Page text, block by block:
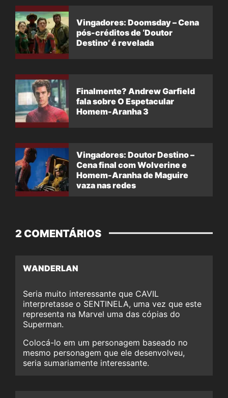
Vingadores: Doomsday – Cena
pós-créditos de ‘Doutor
Destino’ é revelada
Finalmente? Andrew Garfield
fala sobre O Espetacular
Homem-Aranha 3
Vingadores: Doutor Destino –
Cena final com Wolverine e
Homem-Aranha de Maguire
vaza nas redes
2 COMENTÁRIOS
WANDERLAN
Seria muito interessante que CAVIL
interpretasse o SENTINELA, uma vez que este
representa na Marvel uma das cópias do
Superman.
Colocá-lo em um personagem baseado no
mesmo personagem que ele desenvolveu,
seria sumariamente interessante.